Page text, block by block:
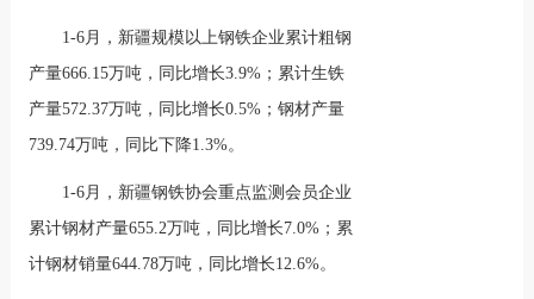
1-6月，新疆规模以上钢铁企业累计粗钢
产量666.15万吨，同比增长3.9%；累计生铁
产量572.37万吨，同比增长0.5%；钢材产量
739.74万吨，同比下降1.3%。
1-6月，新疆钢铁协会重点监测会员企业
累计钢材产量655.2万吨，同比增长7.0%；累
计钢材销量644.78万吨，同比增长12.6%。